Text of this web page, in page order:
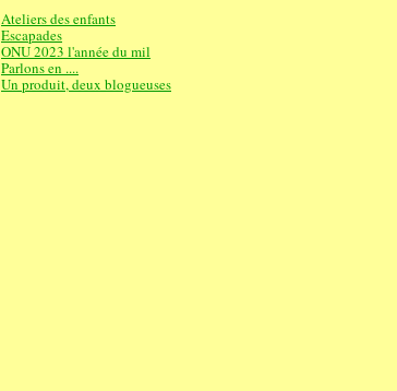
Ateliers des enfants
Escapades
ONU 2023 l'année du mil
Parlons en ....
Un produit, deux blogueuses